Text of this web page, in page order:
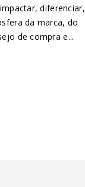
diferenciar,
da marca, do
de compra e...